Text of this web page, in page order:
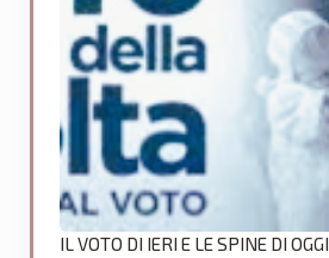
IL VOTO DI IERI E LE SPINE DI OGGI